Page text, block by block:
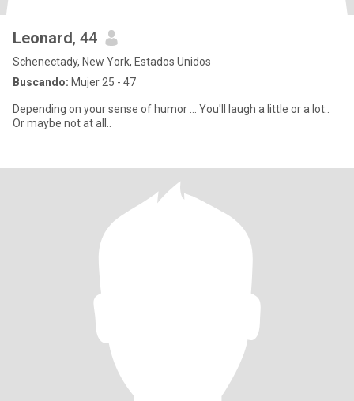
Leonard, 44
Schenectady, New York, Estados Unidos
Buscando: Mujer 25 - 47
Depending on your sense of humor ... You'll laugh a little or a lot..
Or maybe not at all..